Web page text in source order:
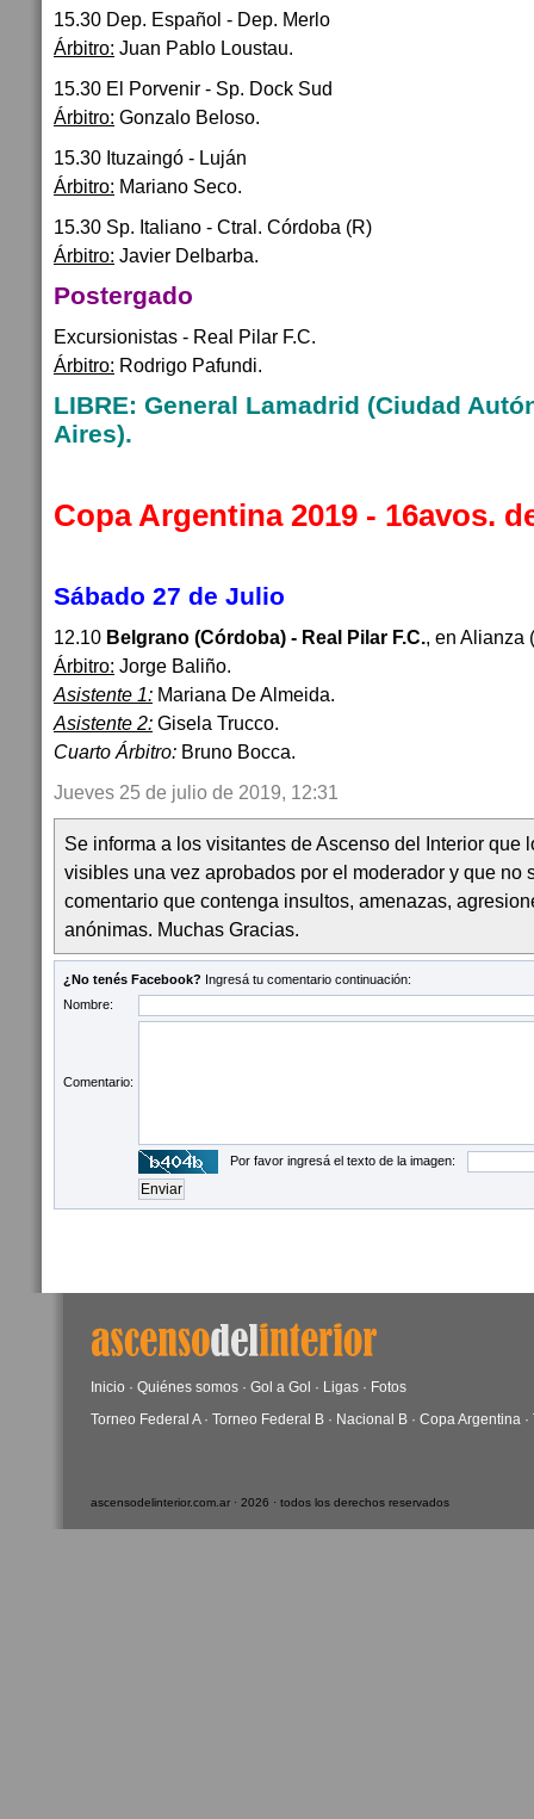
15.30 Dep. Español - Dep. Merlo
Árbitro: Juan Pablo Loustau.
15.30 El Porvenir - Sp. Dock Sud
Árbitro: Gonzalo Beloso.
15.30 Ituzaingó - Luján
Árbitro: Mariano Seco.
15.30 Sp. Italiano - Ctral. Córdoba (R)
Árbitro: Javier Delbarba.
Postergado
Excursionistas - Real Pilar F.C.
Árbitro: Rodrigo Pafundi.
LIBRE: General Lamadrid (Ciudad
Aires).
Copa Argentina 2019 - 16avos.
Sábado 27 de Julio
12.10 Belgrano (Córdoba) - Real Pilar F.C., en Alianza
Árbitro: Jorge Baliño.
Asistente 1: Mariana De Almeida.
Asistente 2: Gisela Trucco.
Cuarto Árbitro: Bruno Bocca.
Jueves 25 de julio de 2019, 12:31
Se informa a los visitantes de Ascenso del Interior que
visibles una vez aprobados por el moderador y que no
comentario que contenga insultos, amenazas,
anónimas. Muchas Gracias.
¿No tenés Facebook? Ingresá tu comentario continuación:
Nombre:
Comentario:
Por favor ingresá el texto de la imagen:
Inicio · Quiénes somos · Gol a Gol · Ligas · Fotos
Torneo Federal A· Torneo Federal B · Nacional B · Copa Argentina ·
ascensodelinterior.com.ar · 2026 · todos los derechos reservados